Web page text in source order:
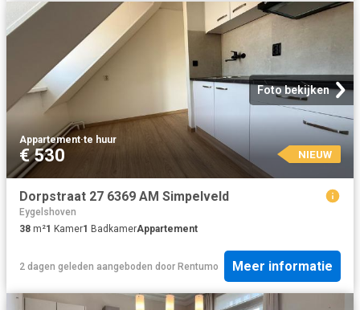
Foto bekijken
Appartement·te huur
€ 530 NIEUW
Dorpstraat 27 6369 AM Simpelveld
Eygelshoven
38 m²1 Kamer1 BadkamerAppartement
2 dagen geleden aangeboden door Rentumo Meer informatie